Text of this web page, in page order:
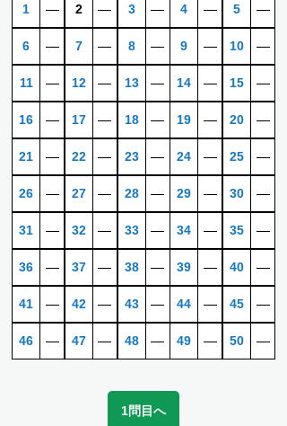
1 ―
6 ―
11 ―
16 ―
21 ―
26 ―
31 ―
36 ―
41 ―
46 ―
2 ―
7 ―
12 ―
17 ―
22 ―
27 ―
32 ―
37 ―
42 ―
47 ―
3 ―
8 ―
13 ―
18 ―
23 ―
28 ―
33 ―
38 ―
43 ―
48 ―
4 ―
9 ―
14 ―
19 ―
24 ―
29 ―
34 ―
39 ―
44 ―
49 ―
5 ―
10 ―
15 ―
20 ―
25 ―
30 ―
35 ―
40 ―
45 ―
50 ―
1問目へ